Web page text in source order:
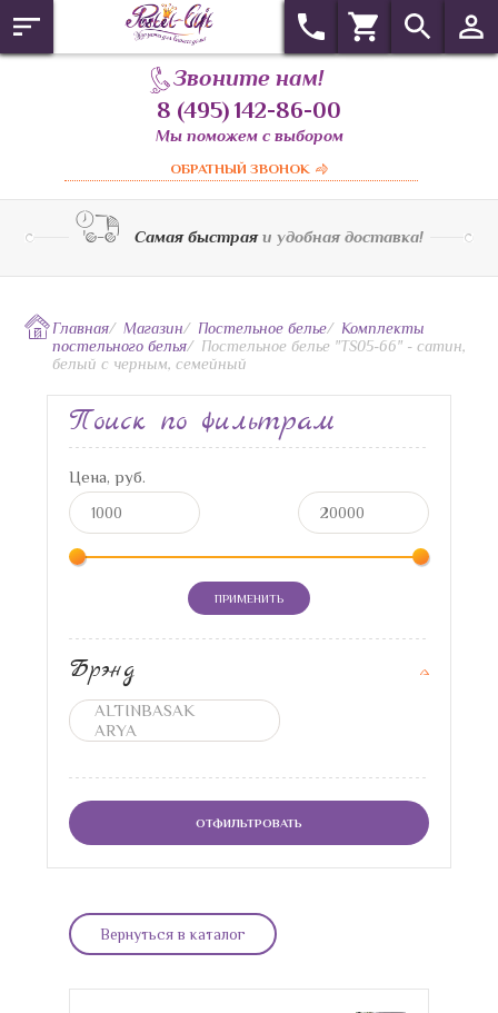
Звоните нам!
8 (495) 142-86-00
Мы поможем с выбором
ОБРАТНЫЙ ЗВОНОК
Самая быстраяи удобная доставка!
Главная/ Магазин/ Постельное белье/ Комплекты
постельного белья/ Постельное белье "TS05-66" - сатин,
белый с черным, семейный
Поиск по фильтрам
Цена, руб.
ПРИМЕНИТЬ
Брэнд
ОТФИЛЬТРОВАТЬ
Вернуться в каталог